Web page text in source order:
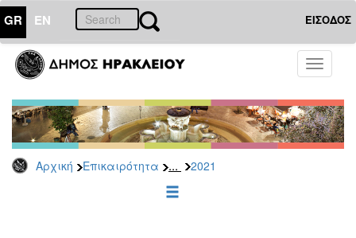
GR EN ΕΙΣΟΔΟΣ
Toggle
Αρχική Επικαιρότητα ... 2021
ΕΠΙΚΑΙΡΟΤΗΤΑ
-
Δημοπρασίες
Αρχείο
2026